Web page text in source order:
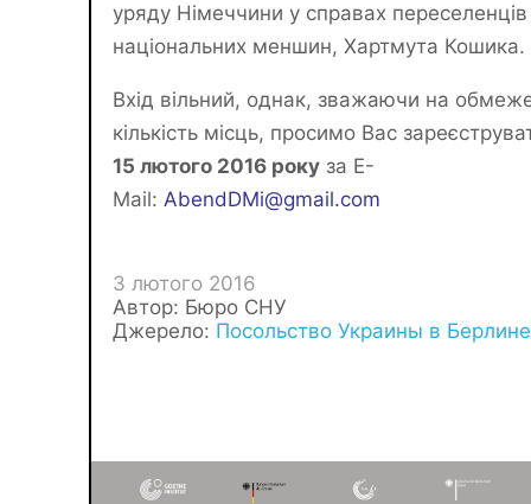
уряду Німеччини у справах
національних меншин, Хартмута Кошика.
Вхід вільний, однак, зважаючи на
кількість місць, просимо Вас
15 лютого 2016 року за E-
Mail: AbendDMi@gmail.com
3 лютого 2016
Автор: Бюро СНУ
Джерело: Посольство Украины в Берлине